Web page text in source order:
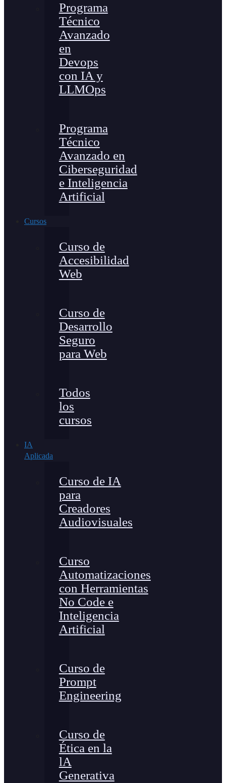
Programa
Técnico
Avanzado
en
Devops
con IA y
LLMOps
Programa
Técnico
Avanzado en
Ciberseguridad
e Inteligencia
Artificial
Cursos
Curso de
Accesibilidad
Web
Curso de
Desarrollo
Seguro
para Web
Todos
los
cursos
IA
Aplicada
Curso de IA
para
Creadores
Audiovisuales
Curso
Automatizaciones
con Herramientas
No Code e
Inteligencia
Artificial
Curso de
Prompt
Engineering
Curso de
Ética en la
lA
Generativa